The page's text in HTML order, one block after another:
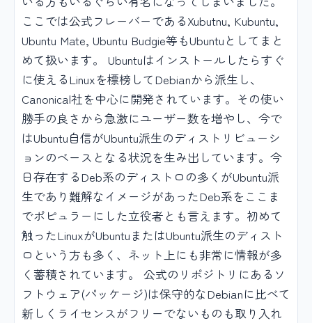
ここでは公式フレーバーであるXubutnu, Kubuntu,
Ubuntu Mate, Ubuntu Budgie等もUbuntuとしてまと
めて扱います。 Ubuntuはインストールしたらすぐ
に使えるLinuxを標榜してDebianから派生し、
Canonical社を中心に開発されています。その使い
勝手の良さから急激にユーザー数を増やし、今で
はUbuntu自信がUbuntu派生のディストリビューシ
ョンのベースとなる状況を生み出しています。今
日存在するDeb系のディストロの多くがUbuntu派
生であり難解なイメージがあったDeb系をここま
でポピュラーにした立役者とも言えます。初めて
触ったLinuxがUbuntuまたはUbuntu派生のディスト
ロという方も多く、ネット上にも非常に情報が多
く蓄積されています。 公式のリポジトリにあるソ
フトウェア(パッケージ)は保守的なDebianに比べて
新しくライセンスがフリーでないものも取り入れ